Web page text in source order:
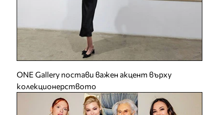
ONE Gallery постави важен акцент върху
колекционерството